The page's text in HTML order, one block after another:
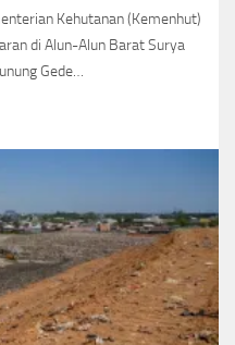
Kehutanan (Kemenhut)
di Alun-Alun Barat Surya
Gede…